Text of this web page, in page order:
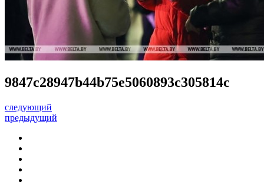
9847c28947b44b75e5060893c305814c
следующий
предыдущий